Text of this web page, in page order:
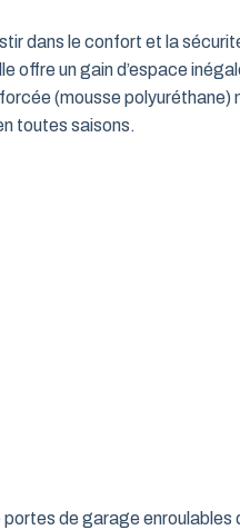
dans le confort et la
un gain d’espace
(mousse
toutes saisons.
de garage